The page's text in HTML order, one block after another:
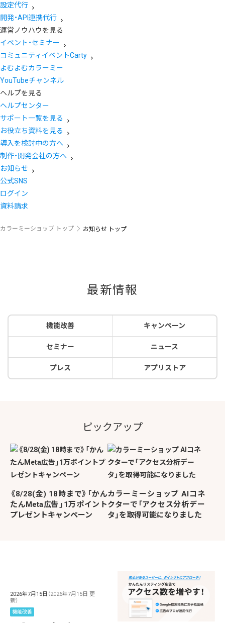
設定代行
開発・API連携代行
運営ノウハウを見る
イベント・セミナー
コミュニティイベントCarty
よむよむカラーミー
YouTubeチャンネル
ヘルプを見る
ヘルプセンター
サポート一覧を見る
お役立ち資料を見る
導入を検討中の方へ
制作・開発会社の方へ
お知らせ
公式SNS
ログイン
資料請求
カラーミーショップ トップ お知らせ トップ
最新情報
機能改善 キャンペーン
セミナー ニュース
プレス アプリストア
ピックアップ
《8/28(金) 18時まで》「かん
たんMeta広告」1万ポイント
プレゼントキャンペーン
カラーミーショップ AIコネ
クターで「アクセス分析デー
タ」を取得可能になりました
2026年7月15日 （2026年7月15日 更
新）
機能改善